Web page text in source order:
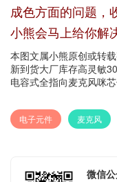
成色方面的问题，
小熊会马上给你解
本图文属小熊原创或转
新到货大厂库存高灵敏
电容式全指向麦克风咪
电子元件 麦克风
微信